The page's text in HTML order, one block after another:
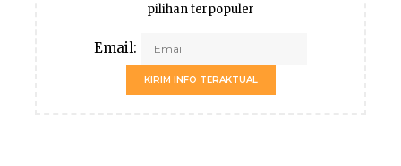
pilihan terpopuler
Email:
KIRIM INFO TERAKTUAL